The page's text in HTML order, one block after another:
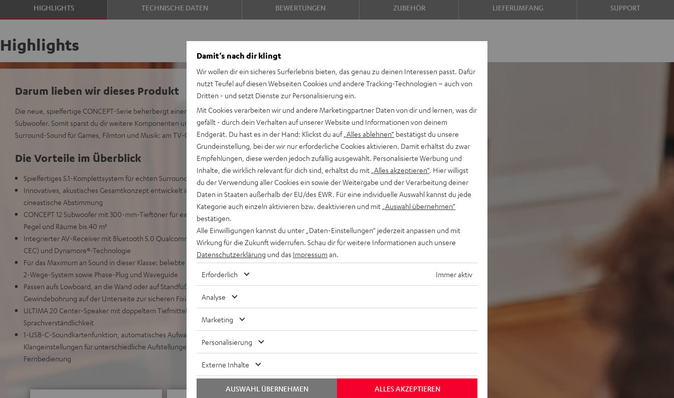
Schwarz
Weiß
Atmos"5.1.2"
Schwarz
Weiß
Schwarz
Weiß
HIGHLIGHTS TECHNISCHE DATEN BEWERTUNGEN ZUBEHÖR LIEFERUMFANG SUPPORT
Highlights
Darum lieben wir dieses Produkt
Die neue, spielfertige CONCEPT-Serie beherbergt einen optimal angepassten AV-Receiver im
Subwoofer. Somit sparst du dir weitere Komponenten und genießt massiven, beeindruckenden
Surround-Sound für Games, Filmton und Musik: am TV-Gerät oder direkt am PC.
Die Vorteile im Überblick
Spielfertiges 5.1-Komplettsystem für echten Surround-Sound bei Games, Filmton und Musik
Innovatives, akustisches Gesamtkonzept entwickelt in Berlin für eine ausgewogene,
cineastische Abstimmung
CONCEPT 12 Subwoofer mit 300-mm-Tieftöner für extrem tiefen Bass bis 22 Hz, sehr hohe
Pegel und Räume bis 40 m²
Integrierter AV-Receiver mit Bluetooth 5.0 Qualcomm® aptX™ und AAC sowie HDMI (ARC,
CEC) und Dynamore®-Technologie
Für das Maximum an Sound in dieser Klasse: beliebte ULTIMA 20 (Mk4) Regallautsprecher mit
2-Wege-System sowie Phase-Plug und Waveguide
Passen aufs Lowboard, an die Wand oder auf Standfüße (AC 7001 SP 2), M6-Schraube mit
Gewindebohrung auf der Unterseite zur sicheren Fixierung von Standfuß oder Wandhalter
ULTIMA 20 Center-Speaker mit doppeltem Tiefmitteltöner und Phase-Plug für eine sehr gute
Sprachverständlichkeit
1-USB-C-Soundkartenfunktion, automatisches Aufwachen aus dem Standby,
Klangeinstellungen für unterschiedliche Aufstellungen, inklusive 25 m Lautsprecherkabel und
Fernbedienung
Damit‘s nach dir klingt
Wir wollen dir ein sicheres Surferlebnis bieten, das genau zu deinen Interessen passt. Dafür
nutzt Teufel auf diesen Webseiten Cookies und andere Tracking-Technologien – auch von
Dritten - und setzt Dienste zur Personalisierung ein.
Mit Cookies verarbeiten wir und andere Marketingpartner Daten von dir und lernen, was dir
gefällt - durch dein Verhalten auf unserer Website und Informationen von deinem
Endgerät. Du hast es in der Hand: Klickst du auf „Alles ablehnen“ bestätigst du unsere
Grundeinstellung, bei der wir nur erforderliche Cookies aktivieren. Damit erhältst du zwar
Empfehlungen, diese werden jedoch zufällig ausgewählt. Personalisierte Werbung und
Inhalte, die wirklich relevant für dich sind, erhältst du mit „Alles akzeptieren“. Hier willigst
du der Verwendung aller Cookies ein sowie der Weitergabe und der Verarbeitung deiner
Daten in Staaten außerhalb der EU/des EWR. Für eine individuelle Auswahl kannst du jede
Kategorie auch einzeln aktivieren bzw. deaktivieren und mit „Auswahl übernehmen“
bestätigen.
Alle Einwilligungen kannst du unter „Daten-Einstellungen“ jederzeit anpassen und mit
Wirkung für die Zukunft widerrufen. Schau dir für weitere Informationen auch unsere
Datenschutzerklärung und das Impressum an.
Erforderlich Immer aktiv
Analyse
Marketing
Personalisierung
Externe Inhalte
ALLES AKZEPTIEREN
AUSWAHL ÜBERNEHMEN